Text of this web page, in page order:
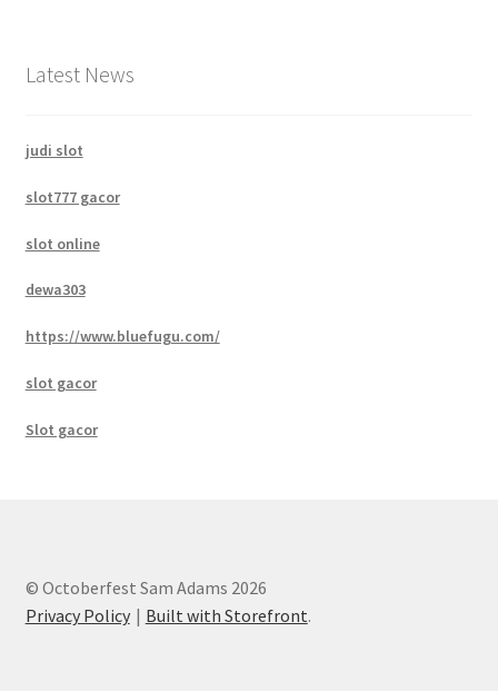
Latest News
judi slot
slot777 gacor
slot online
dewa303
https://www.bluefugu.com/
slot gacor
Slot gacor
© Octoberfest Sam Adams 2026
Privacy Policy
Built with Storefront.